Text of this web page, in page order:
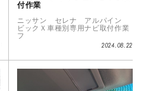
付作業
ニッサン セレナ アルパイン
ビックＸ車種別専用ナビ取付作業
フ
2024.08.22